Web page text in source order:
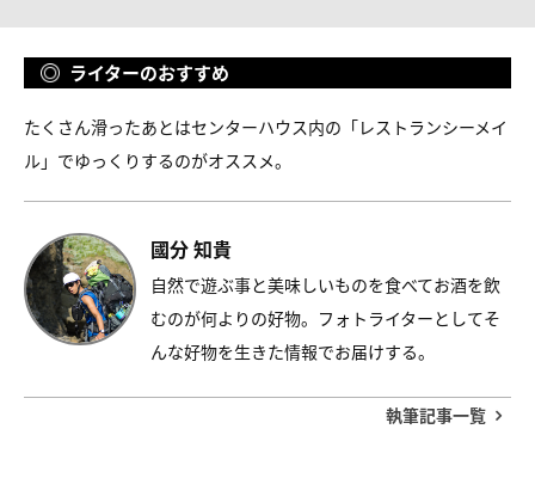
ライターのおすすめ
たくさん滑ったあとはセンターハウス内の「レストランシーメイ
ル」でゆっくりするのがオススメ。
國分 知貴
自然で遊ぶ事と美味しいものを食べてお酒を飲
むのが何よりの好物。フォトライターとしてそ
んな好物を生きた情報でお届けする。
執筆記事一覧